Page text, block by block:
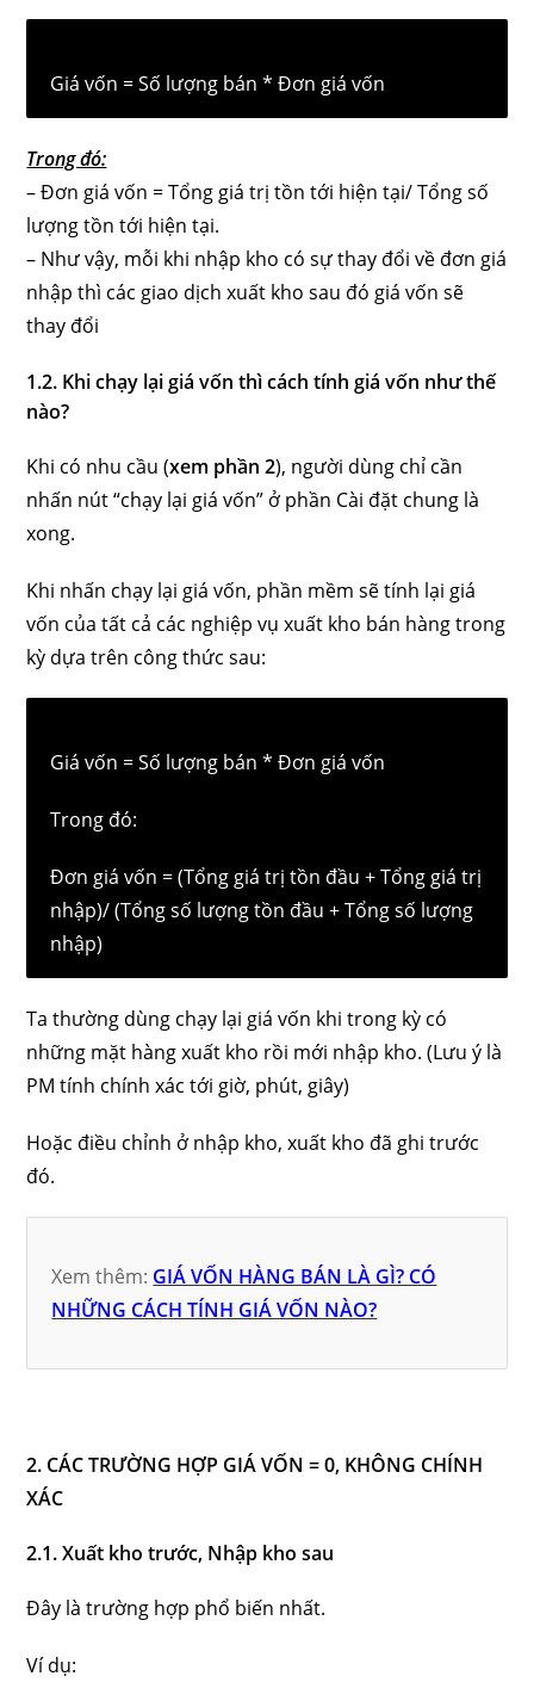
Giá vốn = Số lượng bán * Đơn giá vốn
Trong đó:
– Đơn giá vốn = Tổng giá trị tồn tới hiện tại/ Tổng số
lượng tồn tới hiện tại.
– Như vậy, mỗi khi nhập kho có sự thay đổi về đơn giá
nhập thì các giao dịch xuất kho sau đó giá vốn sẽ
thay đổi
1.2. Khi chạy lại giá vốn thì cách tính giá vốn như thế
nào?
Khi có nhu cầu (xem phần 2), người dùng chỉ cần
nhấn nút “chạy lại giá vốn” ở phần Cài đặt chung là
xong.
Khi nhấn chạy lại giá vốn, phần mềm sẽ tính lại giá
vốn của tất cả các nghiệp vụ xuất kho bán hàng trong
kỳ dựa trên công thức sau:
Giá vốn = Số lượng bán * Đơn giá vốn
Trong đó:
Đơn giá vốn = (Tổng giá trị tồn đầu + Tổng giá trị
nhập)/ (Tổng số lượng tồn đầu + Tổng số lượng
nhập)
Ta thường dùng chạy lại giá vốn khi trong kỳ có
những mặt hàng xuất kho rồi mới nhập kho. (Lưu ý là
PM tính chính xác tới giờ, phút, giây)
Hoặc điều chỉnh ở nhập kho, xuất kho đã ghi trước
đó.
Xem thêm: GIÁ VỐN HÀNG BÁN LÀ GÌ? CÓ
NHỮNG CÁCH TÍNH GIÁ VỐN NÀO?
2. CÁC TRƯỜNG HỢP GIÁ VỐN = 0, KHÔNG CHÍNH
XÁC
2.1. Xuất kho trước, Nhập kho sau
Đây là trường hợp phổ biến nhất.
Ví dụ: